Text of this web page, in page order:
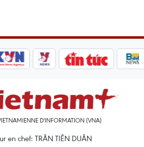
D'INFORMATION (VNA)
en chef: TRÂN TIÊN DUÂN